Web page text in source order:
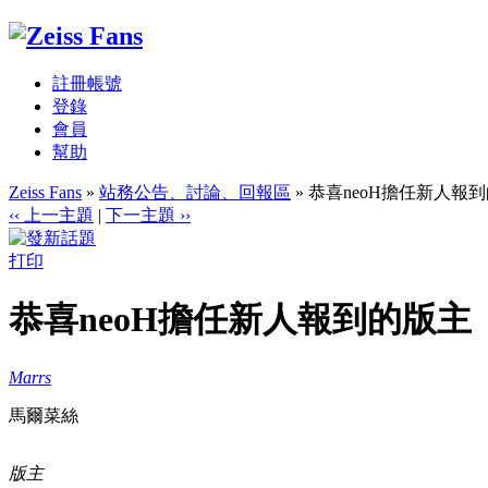
註冊帳號
登錄
會員
幫助
Zeiss Fans » 站務公告、討論、回報區 » 恭喜neoH擔任新人報
‹‹ 上一主題 | 下一主題 ››
打印
恭喜neoH擔任新人報到的版主
Marrs
馬爾菜絲
版主